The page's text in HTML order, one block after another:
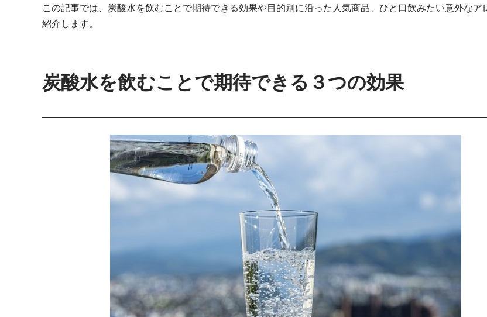
この記事では、炭酸水を飲むことで期待できる効果や目的別に沿った人気商品、ひと口飲みたい意外なア
紹介します。
炭酸水を飲むことで期待できる３つの効果